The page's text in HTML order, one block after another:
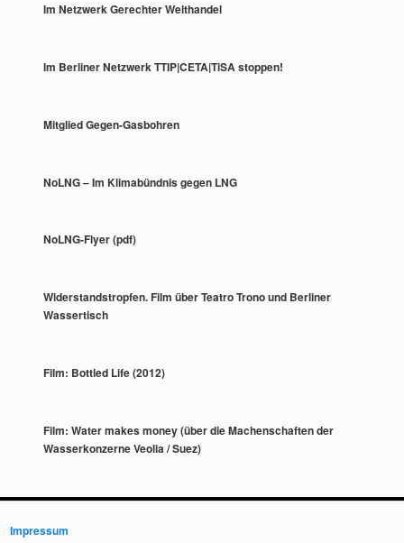
Im Netzwerk Gerechter Welthandel
Im Berliner Netzwerk TTIP|CETA|TiSA stoppen!
Mitglied Gegen-Gasbohren
NoLNG – Im Klimabündnis gegen LNG
NoLNG-Flyer (pdf)
Widerstandstropfen. Film über Teatro Trono und Berliner
Wassertisch
Film: Bottled Life (2012)
Film: Water makes money (über die Machenschaften der
Wasserkonzerne Veolia / Suez)
Impressum